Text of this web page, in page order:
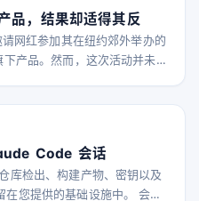
品，结果却适得其反
网红参加其在纽约郊外举办的
产品。然而，这次活动并未带
穿戴印有OpenAI标志的商品，
的核心产品ChatGPT。
Code 会话
库检出、构建产物、密钥以及
您提供的基础设施中。 会话